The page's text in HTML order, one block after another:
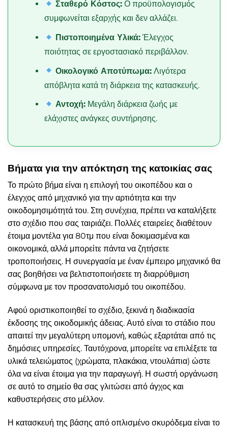
Σταθερό Κόστος: Ο προϋπολογισμός
συμφωνείται εξαρχής και δεν αλλάζει.
Πιστοποιημένα Υλικά: Έλεγχος
ποιότητας σε εργοστασιακό περιβάλλον.
Οικολογικό Αποτύπωμα: Λιγότερα
απόβλητα κατά τη διάρκεια της κατασκευής.
Αντοχή: Μεγάλη διάρκεια ζωής με
ελάχιστες ανάγκες συντήρησης.
Βήματα για την απόκτηση της κατοικίας σας
Το πρώτο βήμα είναι η επιλογή του οικοπέδου και ο
έλεγχος από μηχανικό για την αρτιότητα και την
οικοδομησιμότητά του. Στη συνέχεια, πρέπει να καταλήξετε
στο σχέδιο που σας ταιριάζει. Πολλές εταιρείες διαθέτουν
έτοιμα μοντέλα για 80τμ που είναι δοκιμασμένα και
οικονομικά, αλλά μπορείτε πάντα να ζητήσετε
τροποποιήσεις. Η συνεργασία με έναν έμπειρο μηχανικό θα
σας βοηθήσει να βελτιστοποιήσετε τη διαρρύθμιση
σύμφωνα με τον προσανατολισμό του οικοπέδου.
Αφού οριστικοποιηθεί το σχέδιο, ξεκινά η διαδικασία
έκδοσης της οικοδομικής άδειας. Αυτό είναι το στάδιο που
απαιτεί την μεγαλύτερη υπομονή, καθώς εξαρτάται από τις
δημόσιες υπηρεσίες. Ταυτόχρονα, μπορείτε να επιλέξετε τα
υλικά τελειώματος (χρώματα, πλακάκια, ντουλάπια) ώστε
όλα να είναι έτοιμα για την παραγωγή. Η σωστή οργάνωση
σε αυτό το σημείο θα σας γλιτώσει από άγχος και
καθυστερήσεις στο μέλλον.
Η κατασκευή της βάσης από οπλισμένο σκυρόδεμα είναι το